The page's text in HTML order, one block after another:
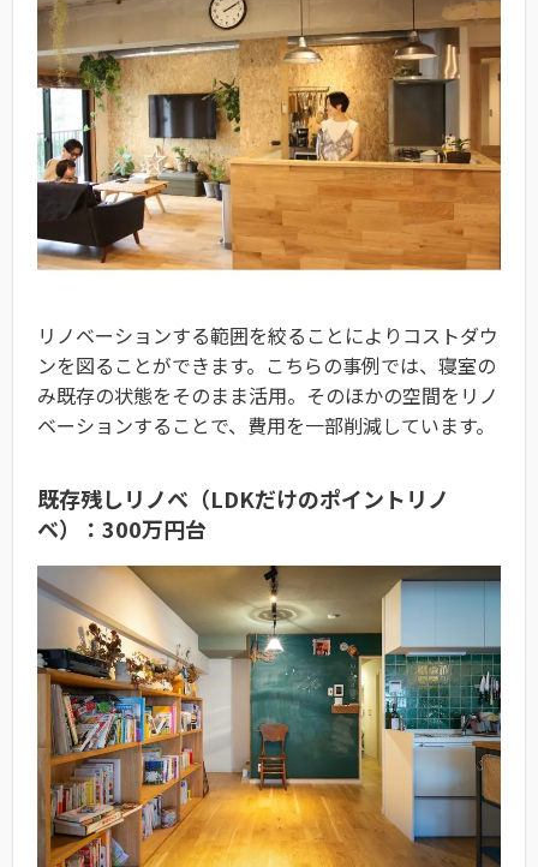
リノベーションする範囲を絞ることによりコストダウ
ンを図ることができます。こちらの事例では、寝室の
み既存の状態をそのまま活用。そのほかの空間をリノ
ベーションすることで、費用を一部削減しています。
既存残しリノベ（LDKだけのポイントリノ
ベ）：300万円台